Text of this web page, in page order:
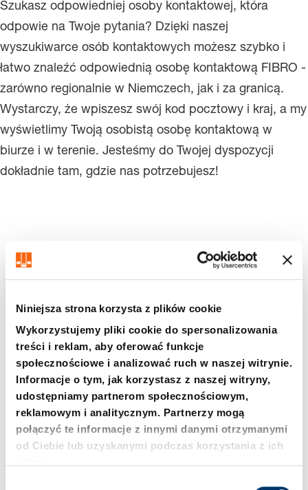
Niniejsza strona korzysta z plików cookie
Wykorzystujemy pliki cookie do spersonalizowania
treści i reklam, aby oferować funkcje
społecznościowe i analizować ruch w naszej witrynie.
Informacje o tym, jak korzystasz z naszej witryny,
udostępniamy partnerom społecznościowym,
reklamowym i analitycznym. Partnerzy mogą
połączyć te informacje z innymi danymi otrzymanymi
od Ciebie lub uzyskanymi podczas korzystania z ich
Szukasz odpowiedniej osoby kontaktowej, która
odpowie na Twoje pytania? Dzięki naszej
wyszukiwarce osób kontaktowych możesz szybko i
łatwo znaleźć odpowiednią osobę kontaktową FIBRO -
zarówno regionalnie w Niemczech, jak i za granicą.
Wystarczy, że wpiszesz swój kod pocztowy i kraj, a my
wyświetlimy Twoją osobistą osobę kontaktową w
biurze i w terenie. Jesteśmy do Twojej dyspozycji
dokładnie tam, gdzie nas potrzebujesz!
Osobiste osoby kontaktowe
Niemcy
Tutaj znajdziesz nasze osoby
kontaktowe w Niemczech.